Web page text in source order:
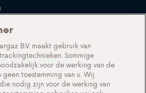
B.V. maakt gebruik van
Sommige
voor de werking van de
geen toestemming van u. Wij
nodig zijn voor de werking van